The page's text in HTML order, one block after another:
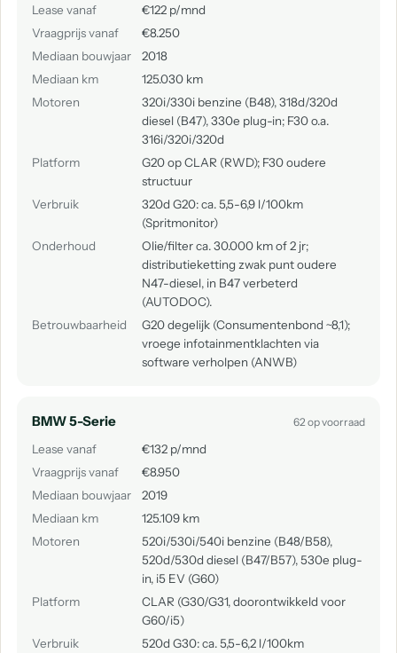
Lease vanaf
€122 p/mnd
Vraagprijs vanaf
€8.250
Mediaan bouwjaar
2018
Mediaan km
125.030 km
Motoren
320i/330i benzine (B48), 318d/320d
diesel (B47), 330e plug-in; F30 o.a.
316i/320i/320d
Platform
G20 op CLAR (RWD); F30 oudere
structuur
Verbruik
320d G20: ca. 5,5-6,9 l/100km
(Spritmonitor)
Onderhoud
Olie/filter ca. 30.000 km of 2 jr;
distributieketting zwak punt oudere
N47-diesel, in B47 verbeterd
(AUTODOC).
Betrouwbaarheid
G20 degelijk (Consumentenbond ~8,1);
vroege infotainmentklachten via
software verholpen (ANWB)
BMW 5-Serie 62 op voorraad
Lease vanaf
€132 p/mnd
Vraagprijs vanaf
€8.950
Mediaan bouwjaar
2019
Mediaan km
125.109 km
Motoren
520i/530i/540i benzine (B48/B58),
520d/530d diesel (B47/B57), 530e plug-
in, i5 EV (G60)
Platform
CLAR (G30/G31, doorontwikkeld voor
G60/i5)
Verbruik
520d G30: ca. 5,5-6,2 l/100km